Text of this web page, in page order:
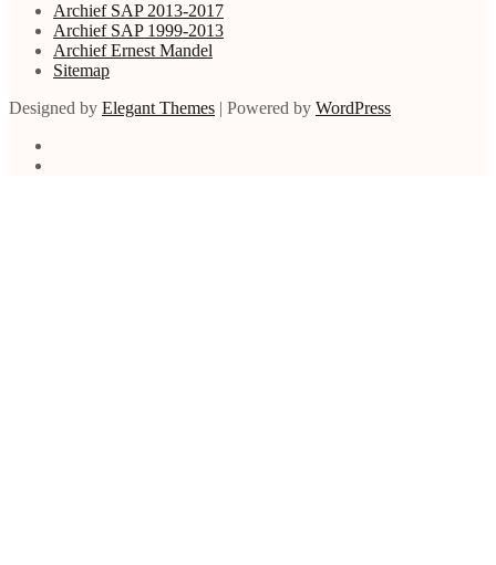
Archief SAP 2013-2017
Archief SAP 1999-2013
Archief Ernest Mandel
Sitemap
Designed by Elegant Themes | Powered by WordPress